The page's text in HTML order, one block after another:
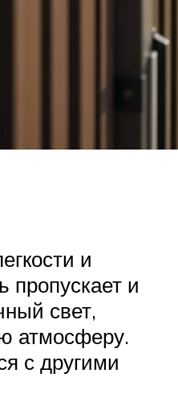
и
пропускает и
свет,
атмосферу.
с другими